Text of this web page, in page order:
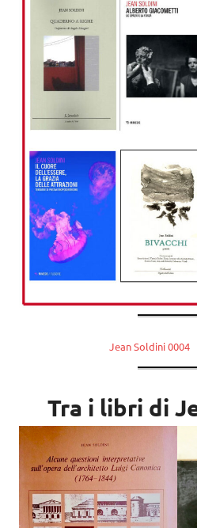
Jean Soldini 0004
Tra i libri di